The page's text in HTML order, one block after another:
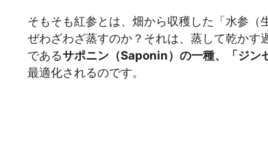
そもそも紅参とは、畑から収穫した「水参
ぜわざわざ蒸すのか？それは、蒸して乾か
であるサポニン（Saponin）の一種、「ジン
最適化されるのです。